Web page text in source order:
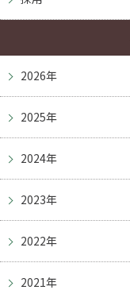
2026年
2025年
2024年
2023年
2022年
2021年